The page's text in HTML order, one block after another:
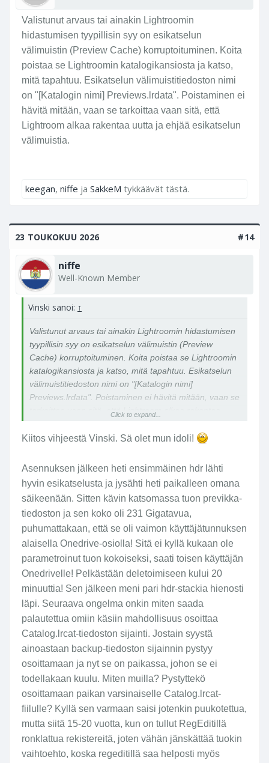
Valistunut arvaus tai ainakin Lightroomin
hidastumisen tyypillisin syy on esikatselun
välimuistin (Preview Cache) korruptoituminen. Koita
poistaa se Lightroomin katalogikansiosta ja katso,
mitä tapahtuu. Esikatselun välimuistitiedoston nimi
on "[Katalogin nimi] Previews.lrdata". Poistaminen ei
hävitä mitään, vaan se tarkoittaa vaan sitä, että
Lightroom alkaa rakentaa uutta ja ehjää esikatselun
välimuistia.
keegan, niffe ja SakkeM tykkäävät tästä.
23 TOUKOKUU 2026 #14
niffe
Well-Known Member
Vinski sanoi: ↑
Valistunut arvaus tai ainakin Lightroomin hidastumisen
tyypillisin syy on esikatselun välimuistin (Preview
Cache) korruptoituminen. Koita poistaa se Lightroomin
katalogikansiosta ja katso, mitä tapahtuu. Esikatselun
välimuistitiedoston nimi on "[Katalogin nimi]
Previews.lrdata". Poistaminen ei hävitä mitään, vaan se
tarkoittaa vaan sitä, että Lightroom alkaa rakentaa
Click to expand...
Kiitos vihjeestä Vinski. Sä olet mun idoli!
Asennuksen jälkeen heti ensimmäinen hdr lähti
hyvin esikatselusta ja jysähti heti paikalleen omana
säikeenään. Sitten kävin katsomassa tuon previkka-
tiedoston ja sen koko oli 231 Gigatavua,
puhumattakaan, että se oli vaimon käyttäjätunnuksen
alaisella Onedrive-osiolla! Sitä ei kyllä kukaan ole
parametroinut tuon kokoiseksi, saati toisen käyttäjän
Onedrivelle! Pelkästään deletoimiseen kului 20
minuuttia! Sen jälkeen meni pari hdr-stackia hienosti
läpi. Seuraava ongelma onkin miten saada
palautettua omiin käsiin mahdollisuus osoittaa
Catalog.lrcat-tiedoston sijainti. Jostain syystä
ainoastaan backup-tiedoston sijainnin pystyy
osoittamaan ja nyt se on paikassa, johon se ei
todellakaan kuulu. Miten muilla? Pystyttekö
osoittamaan paikan varsinaiselle Catalog.lrcat-
fiilulle? Kyllä sen varmaan saisi jotenkin puukotettua,
mutta siitä 15-20 vuotta, kun on tullut RegEditillä
ronklattua rekistereitä, joten vähän jänskättää tuokin
vaihtoehto, koska regeditillä saa helposti myös